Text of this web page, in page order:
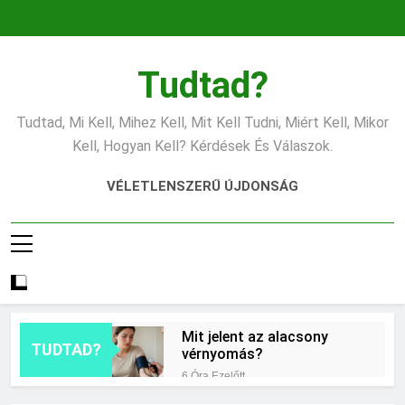
Tudtad?
Tudtad, Mi Kell, Mihez Kell, Mit Kell Tudni, Miért Kell, Mikor
Kell, Hogyan Kell? Kérdések És Válaszok.
VÉLETLENSZERŰ ÚJDONSÁG
TUDTAD?
Mit jelent az alacsony
vérnyomás?
6 Óra Ezelőtt